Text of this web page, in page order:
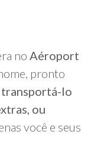
no Aéroport
pronto
transportá-lo
ou
você e seus